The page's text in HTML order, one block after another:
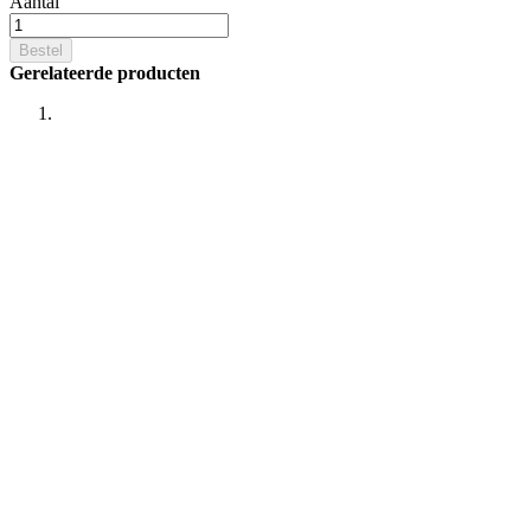
Bestel
Gerelateerde producten